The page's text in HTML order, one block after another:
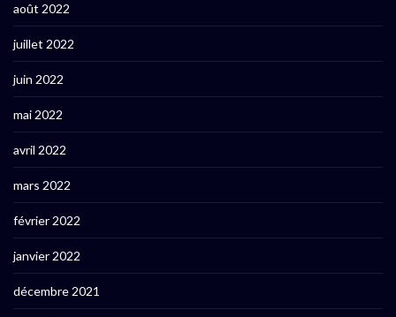
août 2022
juillet 2022
juin 2022
mai 2022
avril 2022
mars 2022
février 2022
janvier 2022
décembre 2021